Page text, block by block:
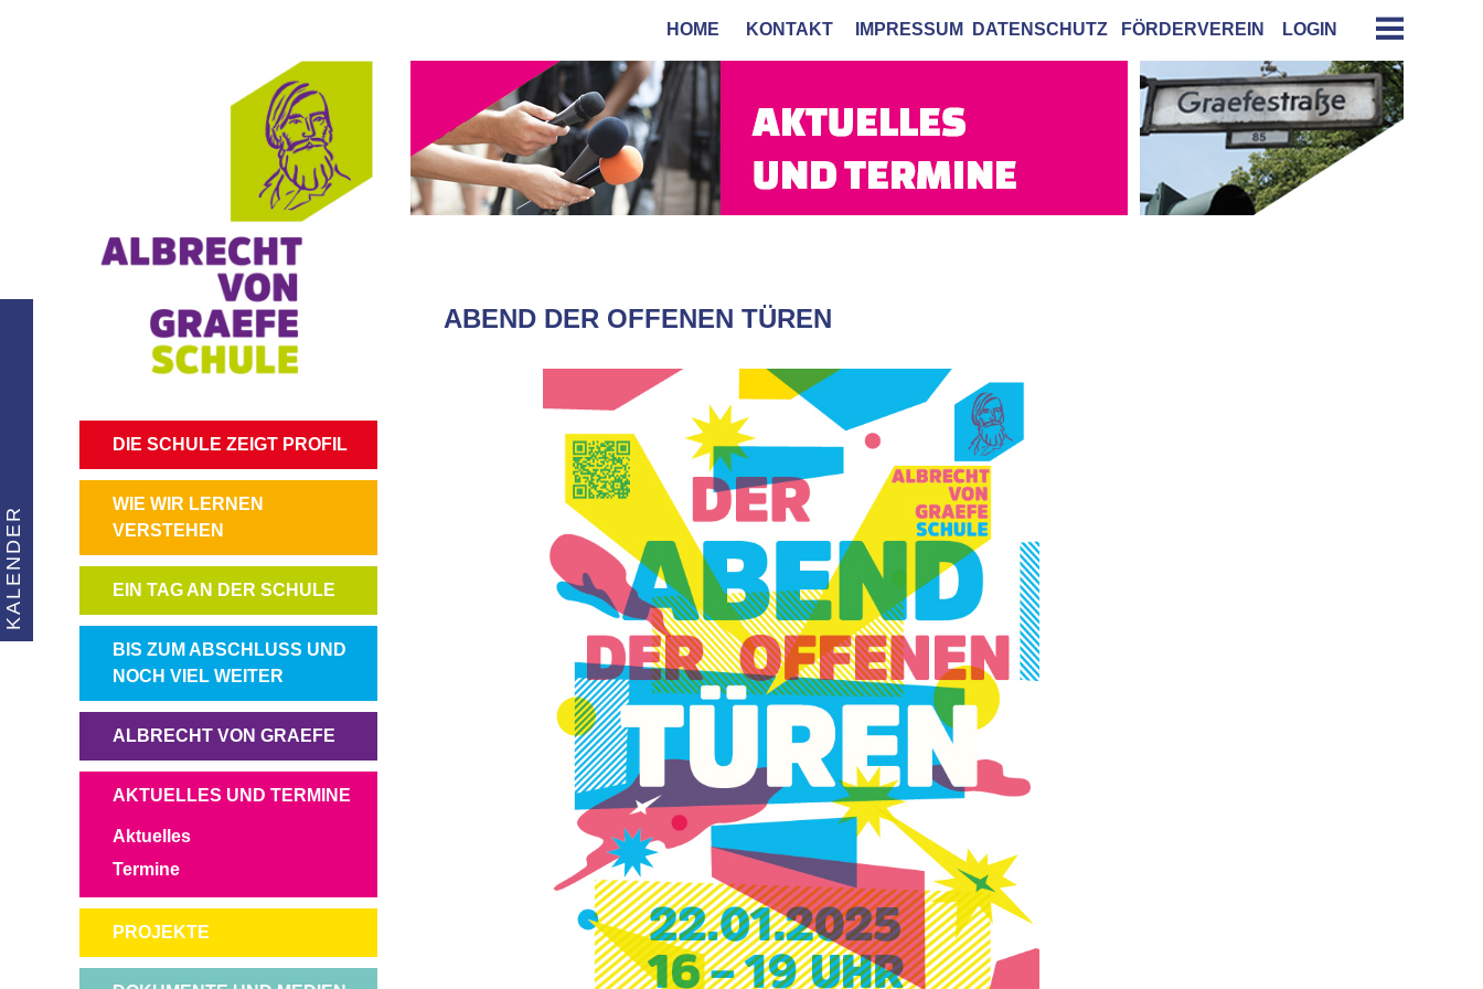
KALENDER
HOME KONTAKT IMPRESSUM DATENSCHUTZ FÖRDERVEREIN LOGIN
ABEND DER OFFENEN TÜREN
NAVIGATION
ÜBERSPRINGEN
DIE SCHULE ZEIGT PROFIL
NAVIGATION
ÜBERSPRINGEN
WIE WIR LERNEN
VERSTEHEN
NAVIGATION
ÜBERSPRINGEN
EIN TAG AN DER SCHULE
NAVIGATION
ÜBERSPRINGEN
BIS ZUM ABSCHLUSS UND
NOCH VIEL WEITER
NAVIGATION
ÜBERSPRINGEN
ALBRECHT VON GRAEFE
NAVIGATION
AKTUELLES UND TERMINE
Aktuelles
Termine
NAVIGATION
ÜBERSPRINGEN
PROJEKTE